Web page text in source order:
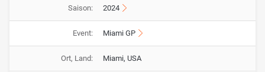
Saison: 2024
Event: Miami GP
Ort, Land: Miami, USA